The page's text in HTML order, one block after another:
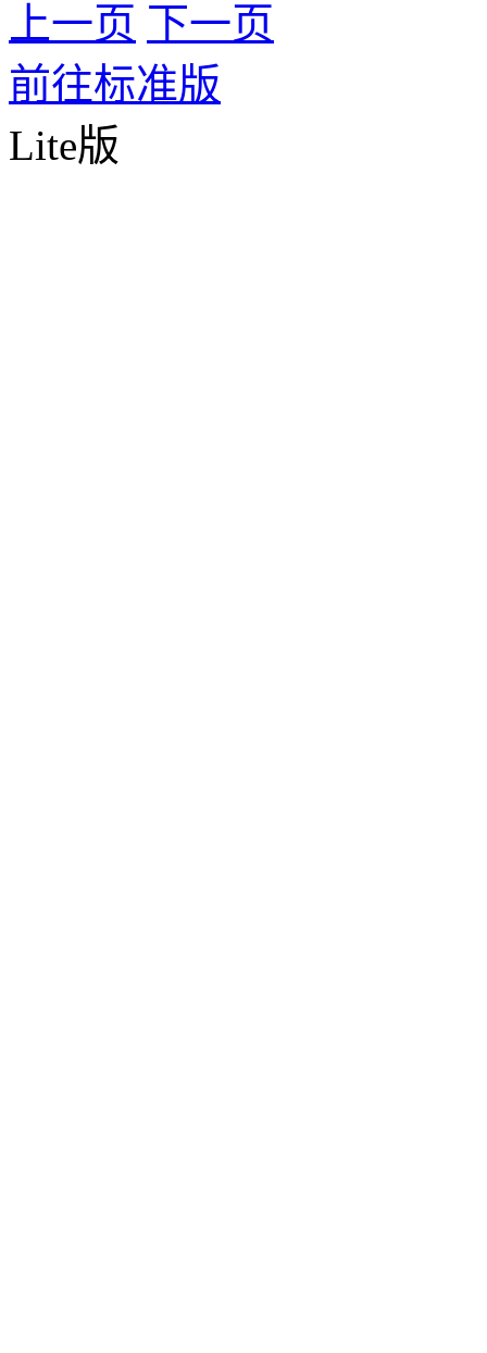
上一页 下一页
前往标准版
Lite版